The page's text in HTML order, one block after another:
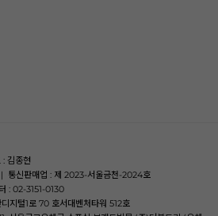
: 김종현
| 통신판매업 : 제 2023-서울금천-2024호
: 02-3151-0130
지털1로 70 호서대벤처타워 512호